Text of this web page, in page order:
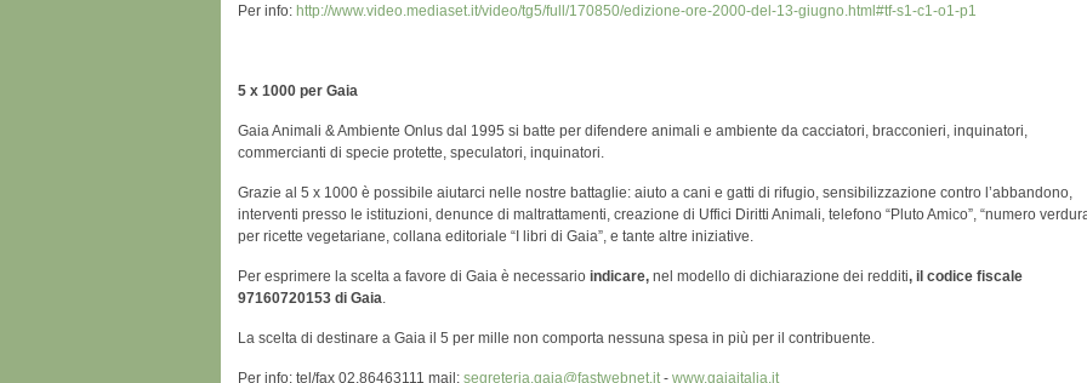
Per info: http://www.video.mediaset.it/video/tg5/full/170850/edizione-ore-2000-del-13-giugno.html#tf-s1-c1-o1-p1
5 x 1000 per Gaia
Gaia Animali & Ambiente Onlus dal 1995 si batte per difendere animali e ambiente da cacciatori, bracconieri, inquinatori,
commercianti di specie protette, speculatori, inquinatori.
Grazie al 5 x 1000 è possibile aiutarci nelle nostre battaglie: aiuto a cani e gatti di rifugio, sensibilizzazione contro l’abbandono,
interventi presso le istituzioni, denunce di maltrattamenti, creazione di Uffici Diritti Animali, telefono “Pluto Amico”, “numero
per ricette vegetariane, collana editoriale “I libri di Gaia”, e tante altre iniziative.
Per esprimere la scelta a favore di Gaia è necessario indicare, nel modello di dichiarazione dei redditi, il codice fiscale
97160720153 di Gaia.
La scelta di destinare a Gaia il 5 per mille non comporta nessuna spesa in più per il contribuente.
Per info: tel/fax 02.86463111 mail: segreteria.gaia@fastwebnet.it- www.gaiaitalia.it